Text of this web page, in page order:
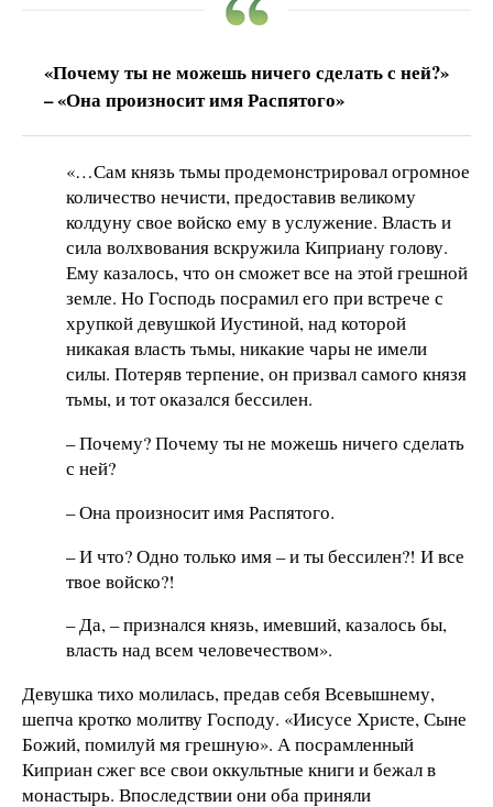
«Почему ты не можешь ничего сделать с ней?»
– «Она произносит имя Распятого»
«…Сам князь тьмы продемонстрировал огромное
количество нечисти, предоставив великому
колдуну свое войско ему в услужение. Власть и
сила волхвования вскружила Киприану голову.
Ему казалось, что он сможет все на этой грешной
земле. Но Господь посрамил его при встрече с
хрупкой девушкой Иустиной, над которой
никакая власть тьмы, никакие чары не имели
силы. Потеряв терпение, он призвал самого князя
тьмы, и тот оказался бессилен.
– Почему? Почему ты не можешь ничего сделать
с ней?
– Она произносит имя Распятого.
– И что? Одно только имя – и ты бессилен?! И все
твое войско?!
– Да, – признался князь, имевший, казалось бы,
власть над всем человечеством».
Девушка тихо молилась, предав себя Всевышнему,
шепча кротко молитву Господу. «Иисусе Христе, Сыне
Божий, помилуй мя грешную». А посрамленный
Киприан сжег все свои оккультные книги и бежал в
монастырь. Впоследствии они оба приняли